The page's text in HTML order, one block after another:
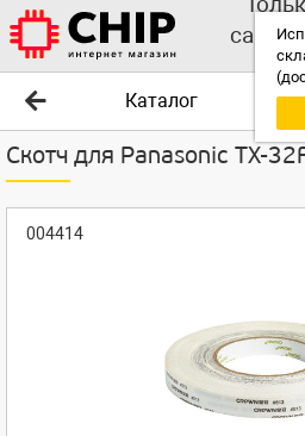
Каталог
Скотч для Panasonic TX-
004414